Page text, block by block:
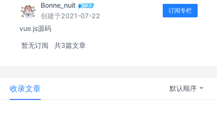
Bonne_nuit
创建于2021-07-22
订阅专栏
vue.js源码
暂无订阅 共3篇文章
收录文章 默认顺序